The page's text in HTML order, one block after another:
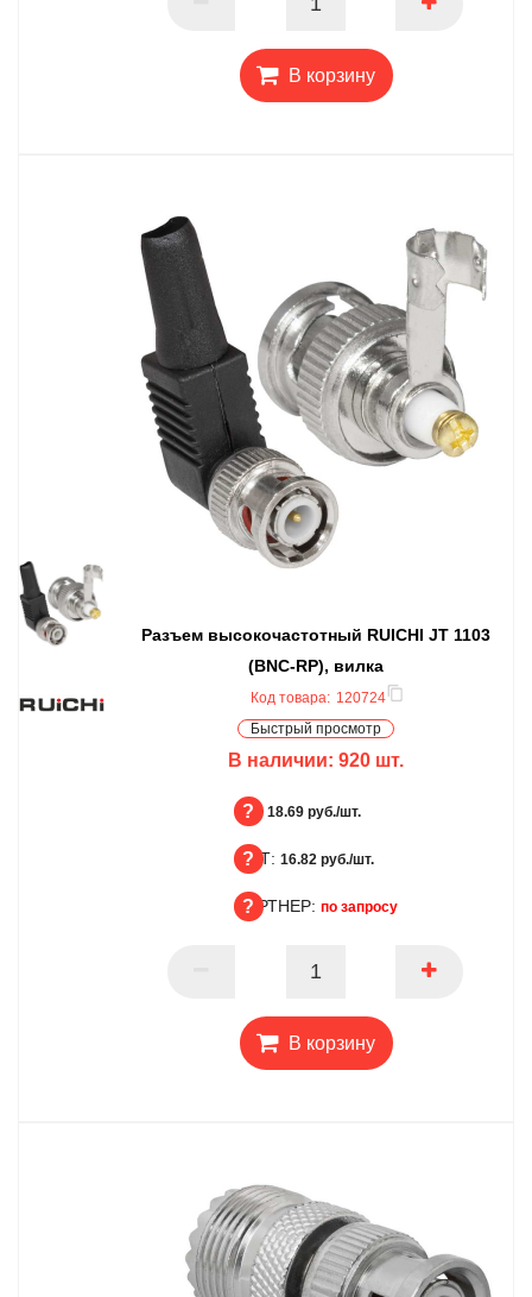
В корзину
Разъем высокочастотный RUICHI JT 1103
(BNC-RP), вилка
Код товара: 120724
Быстрый просмотр
В наличии: 920 шт.
БЦ: 18.69 руб./шт.
ОПТ: 16.82 руб./шт.
ПАРТНЕР: по запросу
В корзину